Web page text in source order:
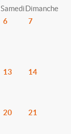
SamediDimanche
6 7
13 14
20 21